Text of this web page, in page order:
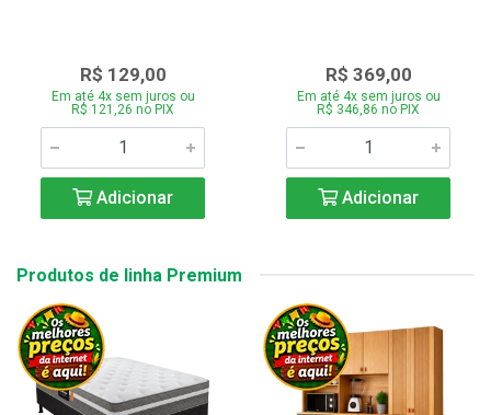
R$ 129,00
Em até 4x sem juros ou
R$ 121,26 no PIX
Adicionar
R$ 369,00
Em até 4x sem juros ou
R$ 346,86 no PIX
Adicionar
Produtos de linha Premium